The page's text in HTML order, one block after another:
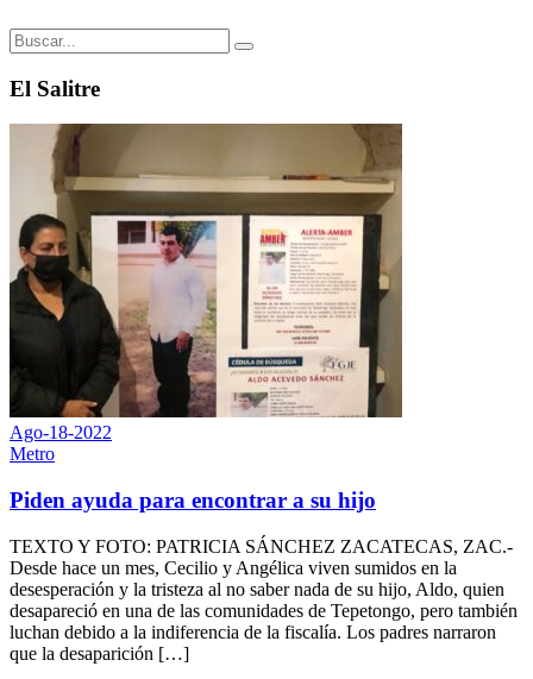
El Salitre
Ago-18-2022
Metro
Piden ayuda para encontrar a su hijo
TEXTO Y FOTO: PATRICIA SÁNCHEZ ZACATECAS, ZAC.-
Desde hace un mes, Cecilio y Angélica viven sumidos en la
desesperación y la tristeza al no saber nada de su hijo, Aldo, quien
desapareció en una de las comunidades de Tepetongo, pero también
luchan debido a la indiferencia de la fiscalía. Los padres narraron
que la desaparición […]